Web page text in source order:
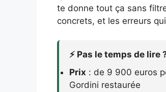
te donne tout ça sans
concrets, et les erreurs
⚡ Pas le temps de lire
Prix : de 9 900 euros
Gordini restaurée